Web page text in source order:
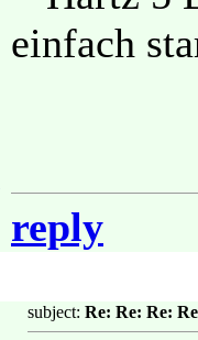
einfach
reply
subject: Re: Re: Re: